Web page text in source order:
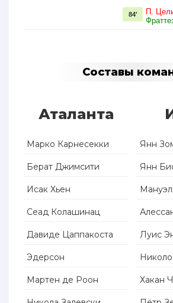
П.
84'
Составы
Аталанта
Марко Карнесекки
Берат Джимсити
Исак Хьен
Сеад Колашинац
Давиде Цаппакоста
Эдерсон
Мартен де Роон
Янн
Янн
Луис
Хакан